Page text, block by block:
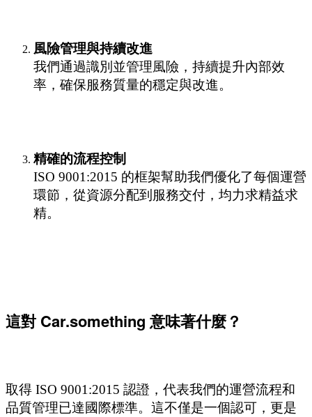
風險管理與持續改進
我們通過識別並管理風險，持續提升內部效
率，確保服務質量的穩定與改進。
精確的流程控制
ISO 9001:2015 的框架幫助我們優化了每個運營
環節，從資源分配到服務交付，均力求精益求
精。
這對 Car.something 意味著什麼？
取得 ISO 9001:2015 認證，代表我們的運營流程和
品質管理已達國際標準。這不僅是一個認可，更是